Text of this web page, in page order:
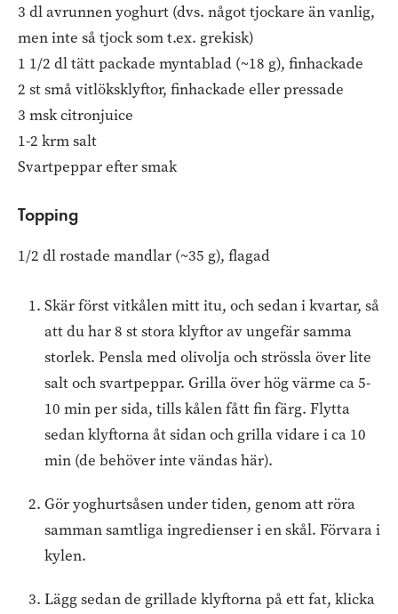
3 dl avrunnen yoghurt (dvs. något tjockare än vanlig,
men inte så tjock som t.ex. grekisk)
1 1/2 dl tätt packade myntablad (~18 g), finhackade
2 st små vitlöksklyftor, finhackade eller pressade
3 msk citronjuice
1-2 krm salt
Svartpeppar efter smak
Topping
1/2 dl rostade mandlar (~35 g), flagad
Skär först vitkålen mitt itu, och sedan i kvartar, så
att du har 8 st stora klyftor av ungefär samma
storlek. Pensla med olivolja och strössla över lite
salt och svartpeppar. Grilla över hög värme ca 5-
10 min per sida, tills kålen fått fin färg. Flytta
sedan klyftorna åt sidan och grilla vidare i ca 10
min (de behöver inte vändas här).
Gör yoghurtsåsen under tiden, genom att röra
samman samtliga ingredienser i en skål. Förvara i
kylen.
Lägg sedan de grillade klyftorna på ett fat, klicka